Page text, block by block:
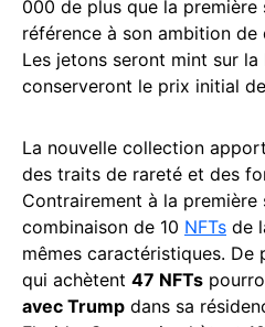
000 de plus que la première
référence à son ambition de
Les jetons seront mint sur
conserveront le prix initial
La nouvelle collection
des traits de rareté et des
Contrairement à la première
combinaison de 10 NFTs de
mêmes caractéristiques. De
qui achètent 47 NFTs
avec Trump dans sa